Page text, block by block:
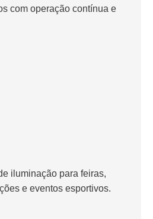
com operação contínua e
iluminação para feiras,
e eventos esportivos.